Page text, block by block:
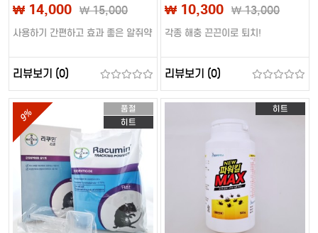
₩ 14,000 ₩15,000
사용하기 간편하고 효과 좋은 알쥐약
리뷰보기 (0)
₩ 10,300 ₩13,000
각종 해충 끈끈이로 퇴치!
리뷰보기 (0)
품절
히트
9% 히트